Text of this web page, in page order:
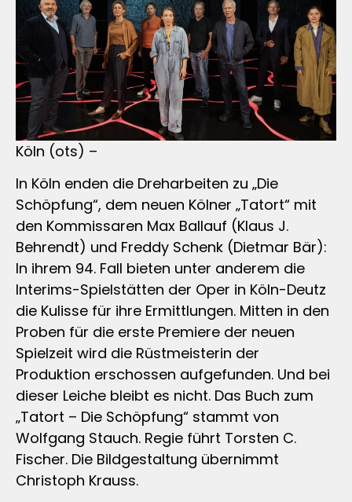
Köln (ots) –
In Köln enden die Dreharbeiten zu „Die
Schöpfung“, dem neuen Kölner „Tatort“ mit
den Kommissaren Max Ballauf (Klaus J.
Behrendt) und Freddy Schenk (Dietmar Bär):
In ihrem 94. Fall bieten unter anderem die
Interims-Spielstätten der Oper in Köln-Deutz
die Kulisse für ihre Ermittlungen. Mitten in den
Proben für die erste Premiere der neuen
Spielzeit wird die Rüstmeisterin der
Produktion erschossen aufgefunden. Und bei
dieser Leiche bleibt es nicht. Das Buch zum
„Tatort – Die Schöpfung“ stammt von
Wolfgang Stauch. Regie führt Torsten C.
Fischer. Die Bildgestaltung übernimmt
Christoph Krauss.